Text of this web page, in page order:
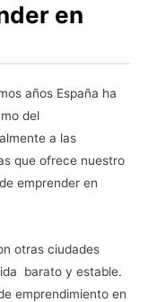
en
años España ha
del
a las
que ofrece nuestro
emprender en
otras ciudades
barato y estable.
emprendimiento en